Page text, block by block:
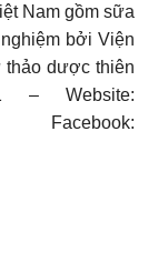
Nam gồm sữa
bởi Viện
thảo dược thiên
– Website:
Facebook: